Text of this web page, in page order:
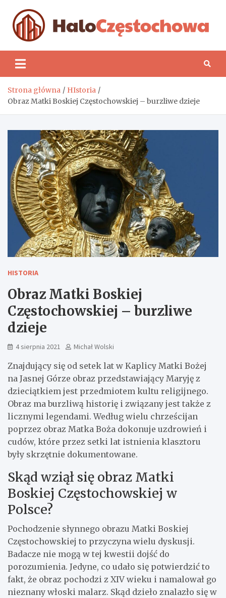
content
Strona główna
HIstoria
Obraz Matki Boskiej Częstochowskiej – burzliwe dzieje
HISTORIA
Obraz Matki Boskiej
Częstochowskiej – burzliwe
dzieje
4 sierpnia 2021 Michał Wolski
Znajdujący się od setek lat w Kaplicy Matki Bożej
na Jasnej Górze obraz przedstawiający Maryję z
dzieciątkiem jest przedmiotem kultu religijnego.
Obraz ma burzliwą historię i związany jest także z
licznymi legendami. Według wielu chrześcijan
poprzez obraz Matka Boża dokonuje uzdrowień i
cudów, które przez setki lat istnienia klasztoru
były skrzętnie dokumentowane.
Skąd wziął się obraz Matki
Boskiej Częstochowskiej w
Polsce?
Pochodzenie słynnego obrazu Matki Boskiej
Częstochowskiej to przyczyna wielu dyskusji.
Badacze nie mogą w tej kwestii dojść do
porozumienia. Jedyne, co udało się potwierdzić to
fakt, że obraz pochodzi z XIV wieku i namalował go
nieznany włoski malarz. Skąd dzieło znalazło się w